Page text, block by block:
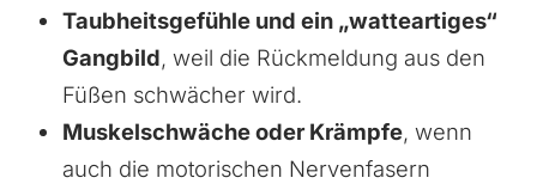
Taubheitsgefühle und ein „watteartiges“
Gangbild, weil die Rückmeldung aus den
Füßen schwächer wird.
Muskelschwäche oder Krämpfe, wenn
auch die motorischen Nervenfasern